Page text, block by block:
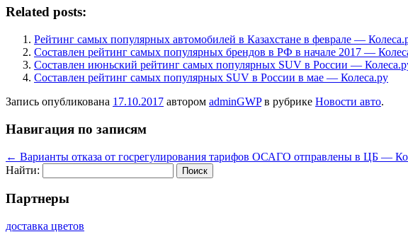
Related posts:
Рейтинг самых популярных автомобилей в Казахстане в феврале —
Составлен рейтинг самых популярных брендов в РФ в начале 2017 —
Составлен июньский рейтинг самых популярных SUV в России —
Составлен рейтинг самых популярных SUV в России в мае — Колеса.ру
Запись опубликована 17.10.2017 автором adminGWPв рубрике Новости авто.
Навигация по записям
← Варианты отказа от госрегулирования тарифов ОСАГО отправлены в ЦБ —
Найти:
Партнеры
доставка цветов